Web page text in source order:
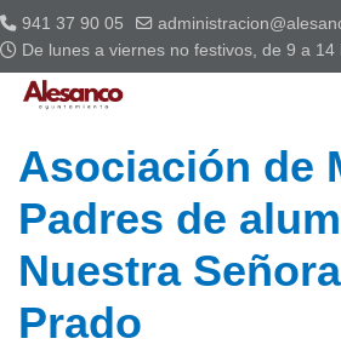
941 37 90 05
De lunes a viernes no festivos, de 9 a 14
Asociación de
Padres de
Nuestra
Prado